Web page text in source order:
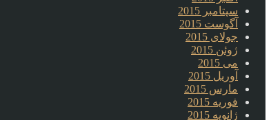
سپتامبر 2015
آگوست 2015
جولای 2015
ژوئن 2015
می 2015
آوریل 2015
مارس 2015
فوریه 2015
ژانویه 2015